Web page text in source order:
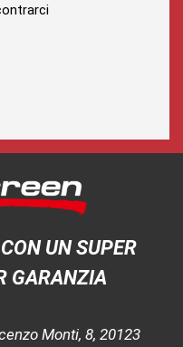
UN SUPER
GARANZIA
Monti, 8, 20123